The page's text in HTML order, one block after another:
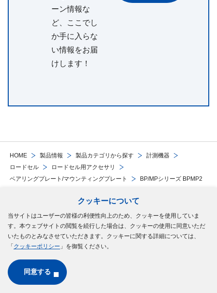
クッキーについて
当サイトはユーザーの皆様の利便性向上のため、クッキーを使用していま
す。本ウェブサイトの閲覧を続行した場合は、クッキーの使用に同意いただ
いたものとみなさせていただきます。クッキーに関する詳細については、
「 クッキーポリシー 」を御覧ください。
同意する
HOME 製品情報 製品カテゴリから探す
計測機器
ロードセル
ロードセル用アクセサリ
ベアリングプレート/マウンティングプレート
BP/MPシリーズ BPMP2
ーン情報な
ど、ここでし
か手に入らな
い情報をお届
けします！
サイトマップご利用規約個人情報の保護についてクッキーポリシー
ソーシャルメディアポリシー
Copyright © MinebeaMitsumi Inc. All rights reserved.​